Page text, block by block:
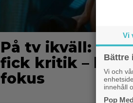
På tv ikväll:
fick kritik –
fokus
Vi
Bättre
Vi och
innehåll
Pop